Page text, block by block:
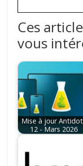
Ces
vous
Mise à jour
12 - Mars 2026